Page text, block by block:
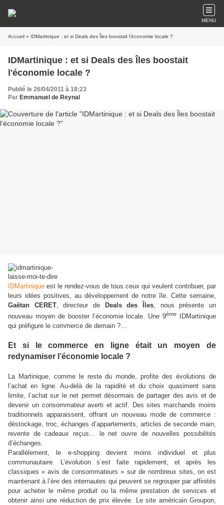
MENU
Accueil » IDMartinique : et si Deals des Îles boostait l'économie locale ?
IDMartinique : et si Deals des Îles boostait
l'économie locale ?
Publié le 26/04/2011 à 18:23
Par Emmanuel de Reynal
IDMartinique est le rendez-vous de tous ceux qui veulent contribuer, par
leurs idées positives, au développement de notre île. Cette semaine,
Gaëtan CERET, directeur de Deals des Îles, nous présente un
nouveau moyen de booster l’économie locale. Une 9ème IDMartinique
qui préfigure le commerce de demain ?…
Et si le commerce en ligne était un moyen de
redynamiser l’économie locale ?
La Martinique, comme le reste du monde, profite des évolutions de
l’achat en ligne. Au-delà de la rapidité et du choix quasiment sans
limite, l’achat sur le net permet désormais de partager des avis et de
devenir un consommateur averti et actif. Des sites marchands moins
traditionnels apparaissent, offrant un nouveau mode de commerce :
déstockage, troc, échanges d’appartements, articles de seconde main,
revente de cadeaux reçus… le net ouvre de nouvelles possibilités
d’échanges.
Parallèlement, le e-shopping devient moins individuel et plus
communautaire. L’évolution s’est faite rapidement, et après les
classiques « avis de consommateurs » sur de nombreux sites, on est
maintenant à l’ère des internautes qui peuvent se regrouper par affinités
pour acheter le même produit ou la même prestation de services et
obtenir ainsi une réduction de prix élevée. Le site américain Groupon,